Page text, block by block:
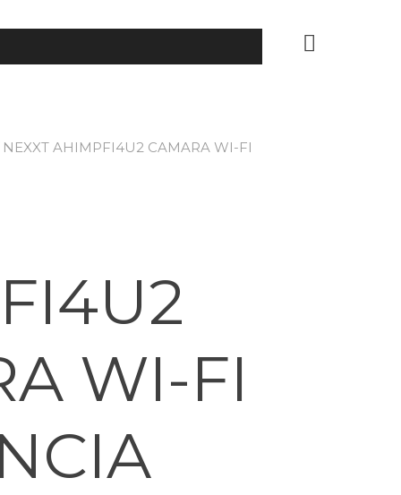
NEXXT AHIMPFI4U2 CAMARA WI-FI
WI-FI